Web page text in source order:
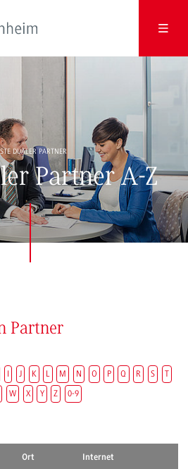
DUALER PARTNER
Partner A-Z
Partner
I J K L M N O P Q R S
T
W X Y Z 0-9
Ort Internet